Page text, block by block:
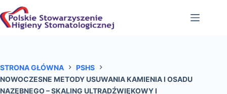
do
treści
STRONA GŁÓWNA
PSHS
NOWOCZESNE METODY USUWANIA KAMIENIA I OSADU
NAZĘBNEGO – SKALING ULTRADŹWIĘKOWY I